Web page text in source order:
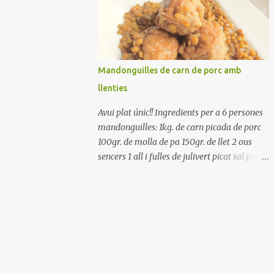
Renteu els pebrots i talleu-los a trossets.
Renteu les tomates i talleu-les a octaus.
Talleu les olives a rodanxes. Una hora abans
de portar a la taula, poseu els cigrons, ben
escorreguts, en un bol, amb la resta
d'ingredients: les tomates, el pebrot, la ceba,
(escorreguda), les olives i la tonyina
esmicolada. Amaniu amb sal i oli... bon
profit!!
Mandonguilles de carn de porc amb
llenties
Avui plat únic!! Ingredients per a 6 persones
mandonguilles: 1kg. de carn picada de porc
100gr. de molla de pa 150gr. de llet 2 ous
sencers 1 all i fulles de julivert picat sal pebre